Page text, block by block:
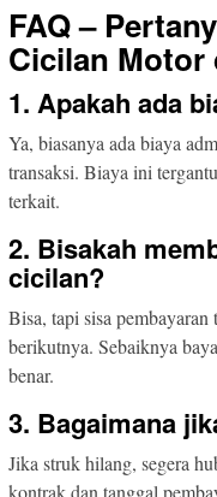
FAQ –
Cicilan Motor
1. Apakah ada
Ya, biasanya ada biaya
transaksi. Biaya ini
terkait.
2. Bisakah
cicilan?
Bisa, tapi sisa
berikutnya. Sebaiknya
benar.
3. Bagaimana
Jika struk hilang, segera
kontrak dan tanggal